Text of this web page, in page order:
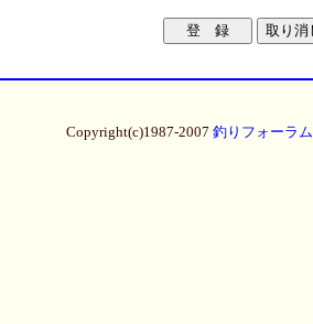
Copyright(c)1987-2007 釣りフォーラム